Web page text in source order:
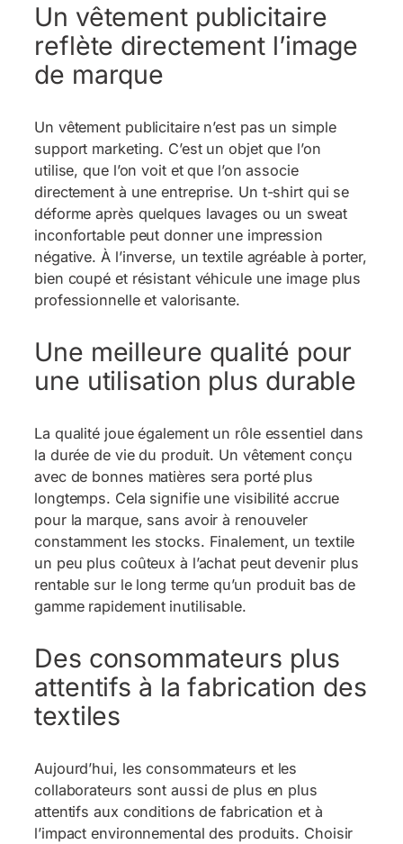
Un vêtement publicitaire
reflète directement l’image
de marque
Un vêtement publicitaire n’est pas un simple
support marketing. C’est un objet que l’on
utilise, que l’on voit et que l’on associe
directement à une entreprise. Un t-shirt qui se
déforme après quelques lavages ou un sweat
inconfortable peut donner une impression
négative. À l’inverse, un textile agréable à porter,
bien coupé et résistant véhicule une image plus
professionnelle et valorisante.
Une meilleure qualité pour
une utilisation plus durable
La qualité joue également un rôle essentiel dans
la durée de vie du produit. Un vêtement conçu
avec de bonnes matières sera porté plus
longtemps. Cela signifie une visibilité accrue
pour la marque, sans avoir à renouveler
constamment les stocks. Finalement, un textile
un peu plus coûteux à l’achat peut devenir plus
rentable sur le long terme qu’un produit bas de
gamme rapidement inutilisable.
Des consommateurs plus
attentifs à la fabrication des
textiles
Aujourd’hui, les consommateurs et les
collaborateurs sont aussi de plus en plus
attentifs aux conditions de fabrication et à
l’impact environnemental des produits. Choisir